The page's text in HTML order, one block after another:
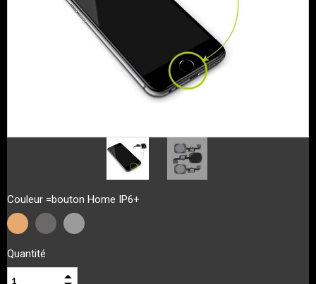
Couleur =bouton Home IP6+
Quantité